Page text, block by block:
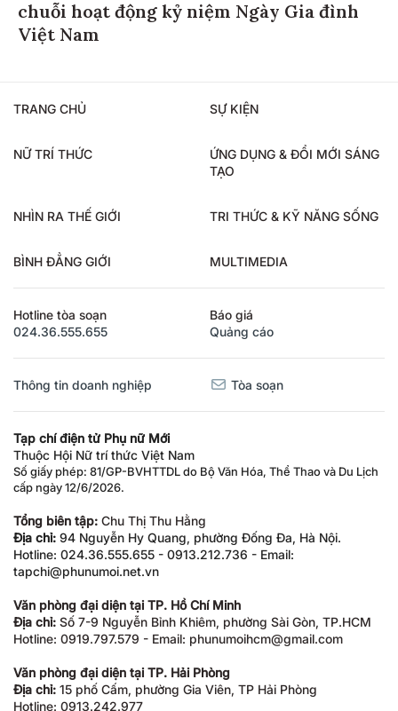
chuỗi hoạt động kỷ niệm Ngày Gia đình
Việt Nam
TRANG CHỦ SỰ KIỆN
NỮ TRÍ THỨC
ỨNG DỤNG & ĐỔI MỚI SÁNG
TẠO
NHÌN RA THẾ GIỚI TRI THỨC & KỸ NĂNG SỐNG
BÌNH ĐẲNG GIỚI MULTIMEDIA
Hotline tòa soạn
024.36.555.655
Báo giá
Quảng cáo
Thông tin doanh nghiệp Tòa soạn
Tạp chí điện tử Phụ nữ Mới
Thuộc Hội Nữ trí thức Việt Nam
Số giấy phép: 81/GP-BVHTTDL do Bộ Văn Hóa, Thể Thao và Du Lịch
cấp ngày 12/6/2026.
Tổng biên tập: Chu Thị Thu Hằng
Địa chỉ: 94 Nguyễn Hy Quang, phường Đống Đa, Hà Nội.
Hotline: 024.36.555.655 - 0913.212.736 - Email:
tapchi@phunumoi.net.vn
Văn phòng đại diện tại TP. Hồ Chí Minh
Địa chỉ: Số 7-9 Nguyễn Bỉnh Khiêm, phường Sài Gòn, TP.HCM
Hotline: 0919.797.579 - Email: phunumoihcm@gmail.com
Văn phòng đại diện tại TP. Hải Phòng
Địa chỉ: 15 phố Cấm, phường Gia Viên, TP Hải Phòng